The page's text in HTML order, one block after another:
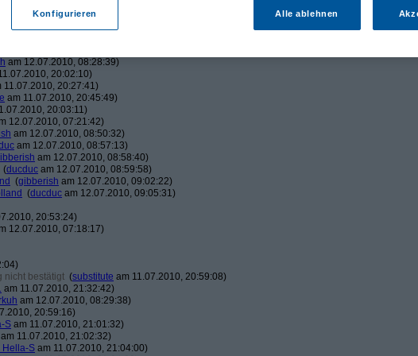
17:22:38)
17:42:05)
17:45:00)
19:16:01)
am 12.07.2010, 08:28:39)
20:02:10)
11.07.2010, 20:27:41)
am 11.07.2010, 20:45:49)
20:03:11)
12.07.2010, 07:21:42)
am 12.07.2010, 08:50:32)
am 12.07.2010, 08:57:13)
am 12.07.2010, 08:58:40)
(ducduc am 12.07.2010, 08:59:58)
(gibberish am 12.07.2010, 09:02:22)
(ducduc am 12.07.2010, 09:05:31)
20:53:24)
12.07.2010, 07:18:17)
nicht bestätigt (substitute am 11.07.2010, 20:59:08)
am 11.07.2010, 21:32:42)
am 12.07.2010, 08:29:38)
20:59:16)
S am 11.07.2010, 21:01:32)
am 11.07.2010, 21:02:32)
Hella-S am 11.07.2010, 21:04:00)
Konfigurieren Alle ablehnen